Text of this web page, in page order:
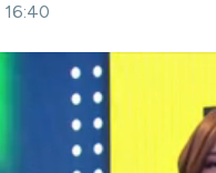
Kurang dari
Hari raya ini identik
tapi juga bagi pebisnis
Tapi apa saja yang